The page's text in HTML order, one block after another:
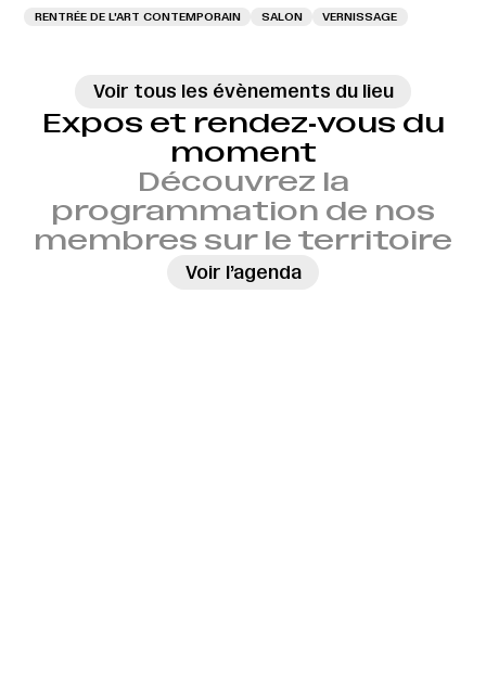
RENTRÉE DE L'ART CONTEMPORAIN SALON VERNISSAGE
Voir tous les évènements du lieu
Expos et rendez‑vous du
moment
Découvrez la
programmation de nos
membres sur le territoire
Voir l’agenda